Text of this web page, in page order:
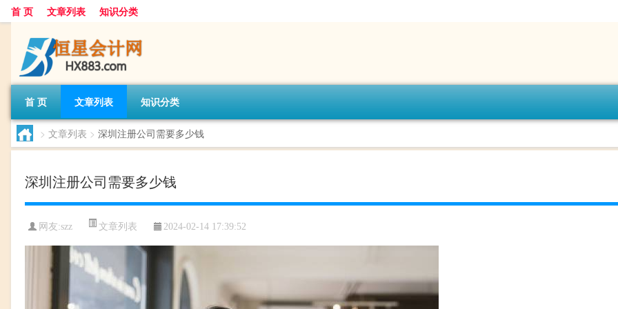
首 页 文章列表 知识分类
首 页 文章列表 知识分类
> 文章列表 > 深圳注册公司需要多少钱
深圳注册公司需要多少钱
网友:szz 文章列表 2024-02-14 17:39:52